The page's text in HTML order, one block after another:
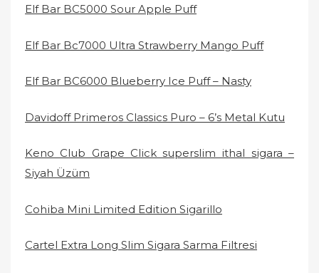
Elf Bar BC5000 Sour Apple Puff
Elf Bar Bc7000 Ultra Strawberry Mango Puff
Elf Bar BC6000 Blueberry Ice Puff – Nasty
Davidoff Primeros Classics Puro – 6’s Metal Kutu
Keno Club Grape Click superslim ithal sigara –
Siyah Üzüm
Cohiba Mini Limited Edition Sigarillo
Cartel Extra Long Slim Sigara Sarma Filtresi